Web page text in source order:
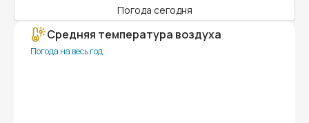
Погода сегодня
Средняя температура воздуха
Погода на весь год